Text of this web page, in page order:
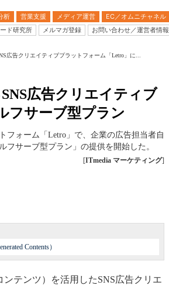
析 営業支援 メディア運営 EC／オムニチャネル
ド研究所 メルマガ登録 お問い合わせ／運営者情報
広告クリエイティブプラットフォーム「Letro」に...
広告クリエイティブ
フサーブ型プラン
フォーム「Letro」で、企業の広告担当者自
フサーブ型プラン」の提供を開始した。
[ITmedia マーケティング]
Contents）
テンツ）を活用したSNS広告クリエ